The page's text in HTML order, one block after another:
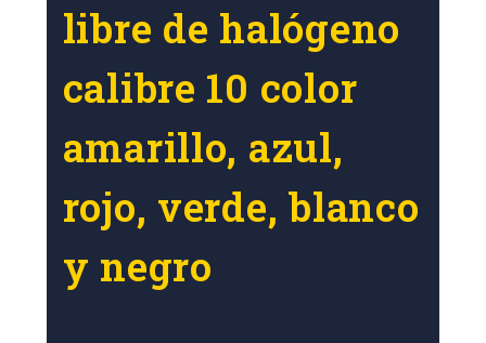
libre de halógeno
calibre 10 color
amarillo, azul,
rojo, verde, blanco
y negro